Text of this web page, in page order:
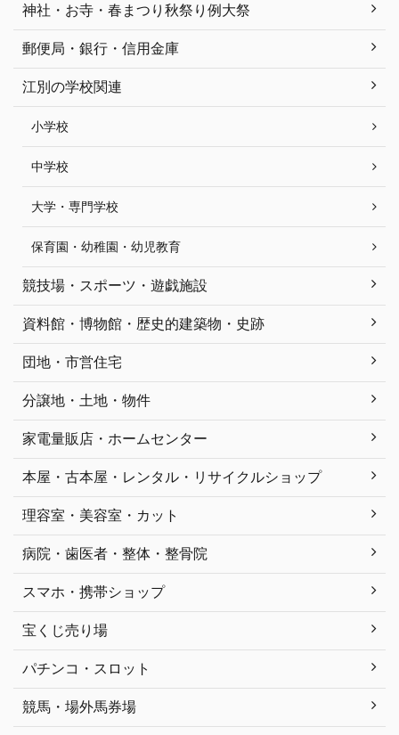
神社・お寺・春まつり秋祭り例大祭
郵便局・銀行・信用金庫
江別の学校関連
小学校
中学校
大学・専門学校
保育園・幼稚園・幼児教育
競技場・スポーツ・遊戯施設
資料館・博物館・歴史的建築物・史跡
団地・市営住宅
分譲地・土地・物件
家電量販店・ホームセンター
本屋・古本屋・レンタル・リサイクルショップ
理容室・美容室・カット
病院・歯医者・整体・整骨院
スマホ・携帯ショップ
宝くじ売り場
パチンコ・スロット
競馬・場外馬券場